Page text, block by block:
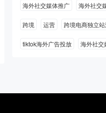
海外社交媒体推广 海外社交
跨境 运营 跨境电商独立
tiktok海外广告投放 海外社交